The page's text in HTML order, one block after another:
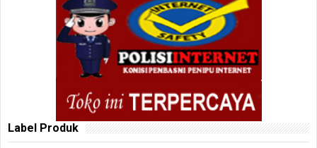
Label Produk